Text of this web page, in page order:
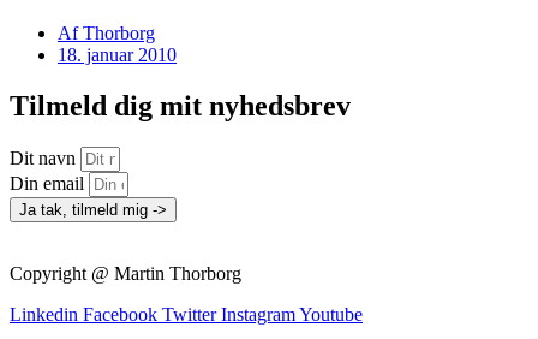
AfThorborg
18. januar 2010
Tilmeld dig mit nyhedsbrev
Dit navn
Din email
Ja tak, tilmeld mig ->
Copyright @ Martin Thorborg
Linkedin Facebook Twitter InstagramYoutube